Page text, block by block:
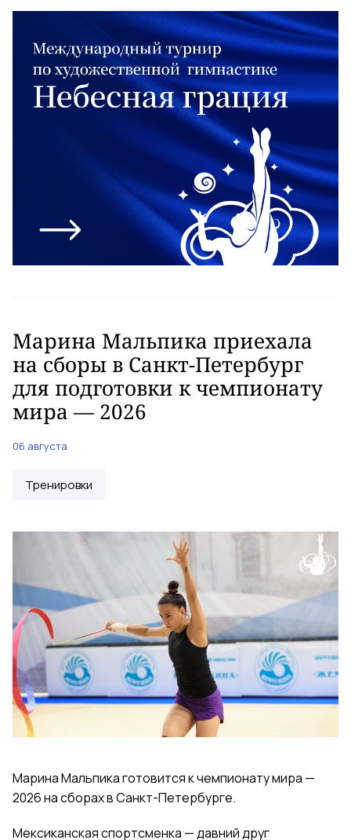
Марина Мальпика приехала
на сборы в Санкт-Петербург
для подготовки к чемпионату
мира — 2026
06 августа
Тренировки
Марина Мальпика готовится к чемпионату мира —
2026 на сборах в Санкт-Петербурге.
Мексиканская спортсменка — давний друг